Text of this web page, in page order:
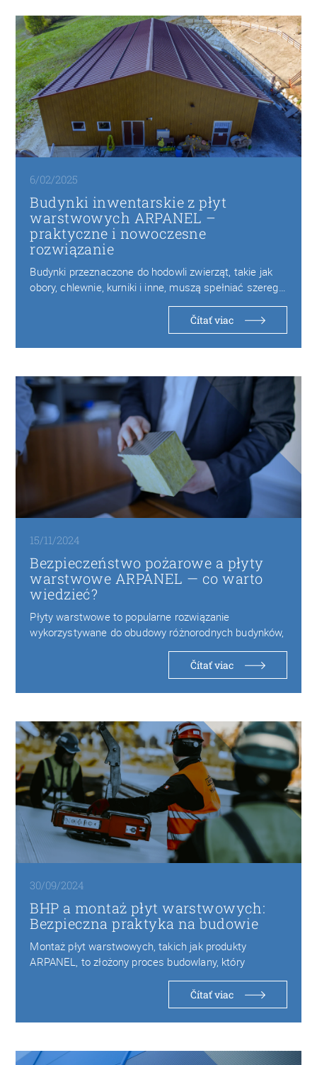
6/02/2025
Budynki inwentarskie z płyt
warstwowych ARPANEL –
praktyczne i nowoczesne
rozwiązanie
Budynki przeznaczone do hodowli zwierząt, takie jak
obory, chlewnie, kurniki i inne, muszą spełniać szereg…
Čítať viac
15/11/2024
Bezpieczeństwo pożarowe a płyty
warstwowe ARPANEL — co warto
wiedzieć?
Płyty warstwowe to popularne rozwiązanie
wykorzystywane do obudowy różnorodnych budynków,
od budowy hal przemysłowych po…
Čítať viac
30/09/2024
BHP a montaż płyt warstwowych:
Bezpieczna praktyka na budowie
Montaż płyt warstwowych, takich jak produkty
ARPANEL, to złożony proces budowlany, który
wymaga precyzyjnego nadzoru…
Čítať viac